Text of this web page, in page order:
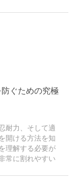
ぐための究極
耐力、そして適
開ける方法を知
理解する必要が
常に割れやすい